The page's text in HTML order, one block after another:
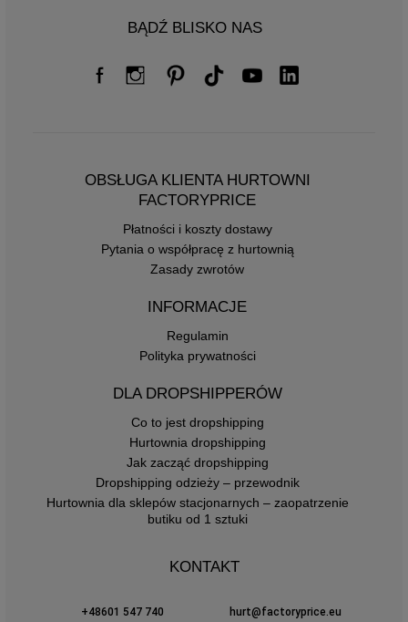
BĄDŹ BLISKO NAS
OBSŁUGA KLIENTA HURTOWNI
FACTORYPRICE
Płatności i koszty dostawy
Pytania o współpracę z hurtownią
Zasady zwrotów
INFORMACJE
Regulamin
Polityka prywatności
DLA DROPSHIPPERÓW
Co to jest dropshipping
Hurtownia dropshipping
Jak zacząć dropshipping
Dropshipping odzieży – przewodnik
Hurtownia dla sklepów stacjonarnych – zaopatrzenie
butiku od 1 sztuki
KONTAKT
+48601 547 740 hurt@factoryprice.eu